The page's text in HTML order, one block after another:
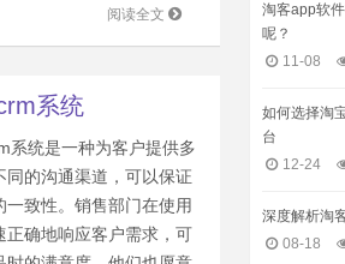
阅读全文
系统
统是一种为客户提供多
的沟通渠道，可以保证
致性。销售部门在使用
正确地响应客户需求，可
淘客app软
呢？
11-08
如何选择淘
台
12-24
深度解析淘
08-18